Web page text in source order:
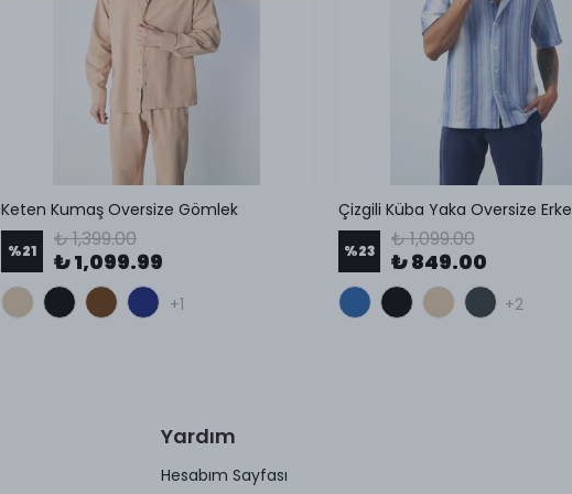
Keten Kumaş Oversize Gömlek
%21 ₺ 1,399.00
₺ 1,099.99
+1
Çizgili Küba Yaka Oversize
%23 ₺ 1,099.00
₺ 849.00
+2
Yardım
Hesabım Sayfası